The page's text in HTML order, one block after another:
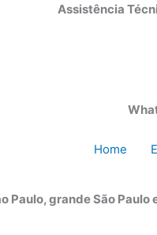
Assistência
Home
Paulo, grande São